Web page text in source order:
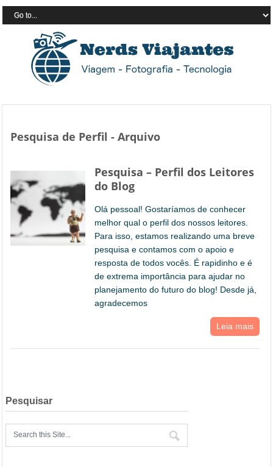
Pesquisa de Perfil - Arquivo
Pesquisa – Perfil dos Leitores
do Blog
Olá pessoal! Gostaríamos de conhecer
melhor qual o perfil dos nossos leitores.
Para isso, estamos realizando uma breve
pesquisa e contamos com o apoio e
resposta de todos vocês. É rapidinho e é
de extrema importância para ajudar no
planejamento do futuro do blog! Desde já,
agradecemos
Leia mais
Pesquisar